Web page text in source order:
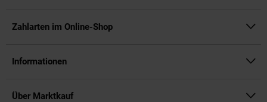
Zahlarten im Online-Shop
Informationen
Über Marktkauf